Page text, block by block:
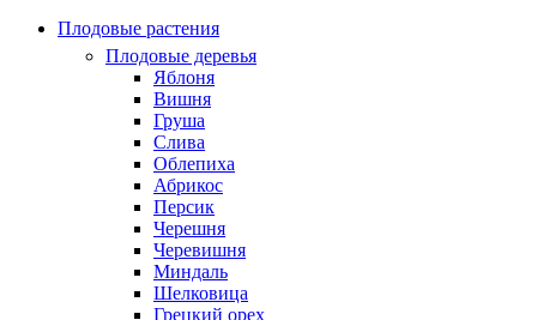
Плодовые растения
Плодовые деревья
Яблоня
Вишня
Груша
Слива
Облепиха
Абрикос
Персик
Черешня
Черевишня
Миндаль
Шелковица
Грецкий орех